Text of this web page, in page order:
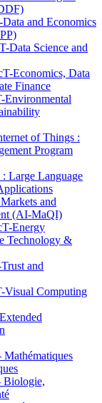
and Economics
Data Science and
Economics, Data
Finance
of Things :
Program
Large Language
and
(AI-MaQI)
Energy
Technology &
and
Computing